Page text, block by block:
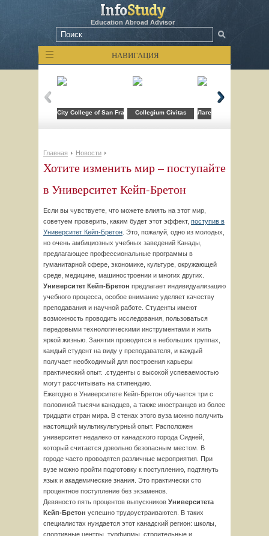
Education Abroad Advisor
НАВИГАЦИЯ
City College of San FranciscoCollegium Civitas Лагерь компьютерных
Главная Новости
Хотите изменить мир – поступайте
в Университет Кейп-Бретон
Если вы чувствуете, что можете влиять на этот мир,
советуем проверить, каким будет этот эффект, поступив в
Университет Кейп-Бретон . Это, пожалуй, одно из молодых,
но очень амбициозных учебных заведений Канады,
предлагающее профессиональные программы в
гуманитарной сфере, экономике, культуре, окружающей
среде, медицине, машиностроении и многих других.
Университет Кейп-Бретон предлагает индивидуализацию
учебного процесса, особое внимание уделяет качеству
преподавания и научной работе. Студенты имеют
возможность проводить исследования, пользоваться
передовыми технологическими инструментами и жить
яркой жизнью. Занятия проводятся в небольших группах,
каждый студент на виду у преподавателя, и каждый
получает необходимый для построения карьеры
практический опыт. .студенты с высокой успеваемостью
могут рассчитывать на стипендию.
Ежегодно в Университете Кейп-Бретон обучается три с
половиной тысячи канадцев, а также иностранцев из более
тридцати стран мира. В стенах этого вуза можно получить
настоящий мультикультурный опыт. Расположен
университет недалеко от канадского города Сидней,
который считается довольно безопасным местом. В
городе часто проводятся различные мероприятия. При
вузе можно пройти подготовку к поступлению, подтянуть
язык и академические знания. Это практически сто
процентное поступление без экзаменов.
Девяносто пять процентов выпускников Университета
Кейп-Бретон успешно трудоустраиваются. В таких
специалистах нуждается этот канадский регион: школы,
спортивные центры, турфирмы, строительные и